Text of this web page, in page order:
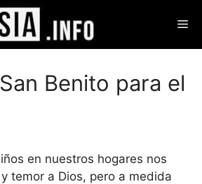
Benito para el
en nuestros hogares nos
temor a Dios, pero a medida